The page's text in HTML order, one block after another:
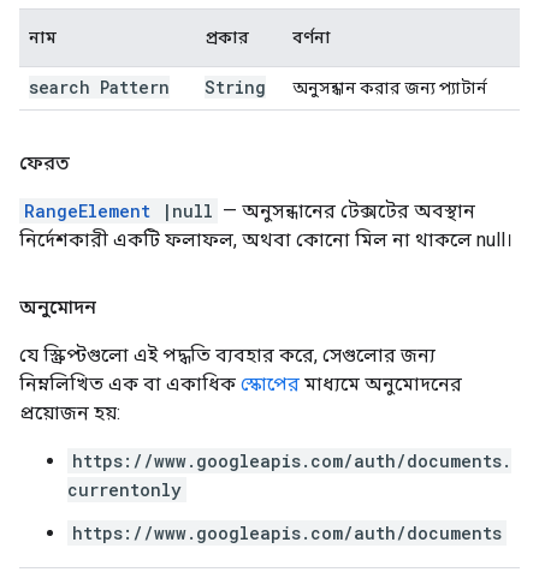
নাম প্রকার বর্ণনা
search Pattern String অনুসন্ধান করার জন্য প্যাটার্ন
ফেরত
RangeElement |null — অনুসন্ধানের টেক্সটের অবস্থান
নির্দেশকারী একটি ফলাফল, অথবা কোনো মিল না থাকলে null।
অনুমোদন
যে স্ক্রিপ্টগুলো এই পদ্ধতি ব্যবহার করে, সেগুলোর জন্য
নিম্নলিখিত এক বা একাধিক স্কোপের মাধ্যমে অনুমোদনের
প্রয়োজন হয়:
https://www.googleapis.com/auth/documents.
currentonly
https://www.googleapis.com/auth/documents